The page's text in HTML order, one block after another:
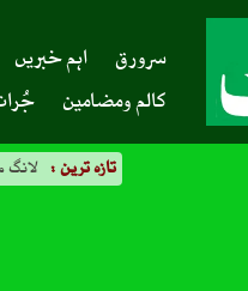
سرورق اہم خبریں
کالم ومضامین
تازہ ترین : میر
امن